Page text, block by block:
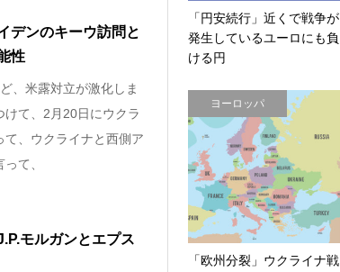
デンのキーウ訪問と
性
、米露対立が激化しま
けて、2月20日にウクラ
、ウクライナと西側ア
て、
モルガンとエプス
「円安続行」近くで戦争が
発生しているユーロにも負
ける円
ヨーロッパ
「欧州分裂」ウクライナ戦